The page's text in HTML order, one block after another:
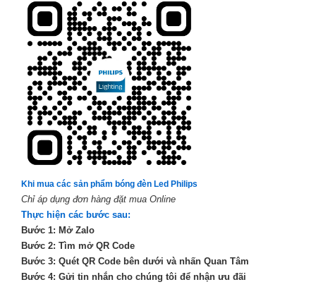
Khi mua các sản phẩm bóng đèn Led Philips
Chỉ áp dụng đơn hàng đặt mua Online
Thực hiện các bước sau:
Bước 1: Mở Zalo
Bước 2: Tìm mở QR Code
Bước 3: Quét QR Code bên dưới và nhấn Quan Tâm
Bước 4: Gửi tin nhắn cho chúng tôi để nhận ưu đãi